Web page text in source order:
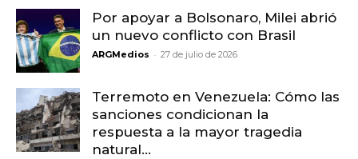
Por apoyar a Bolsonaro, Milei abrió
un nuevo conflicto con Brasil
ARGMedios - 27 de julio de 2026
Terremoto en Venezuela: Cómo las
sanciones condicionan la
respuesta a la mayor tragedia
natural...